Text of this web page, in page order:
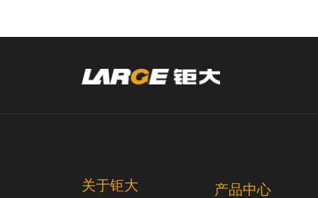
关于钜大 产品中心